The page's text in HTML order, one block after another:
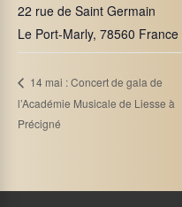
22 rue de Saint Germain
Le Port-Marly, 78560 France
14 mai : Concert de gala de
l’Académie Musicale de Liesse à
Précigné